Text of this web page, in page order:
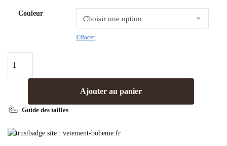
Couleur
Effacer
Ajouter au panier
Guide des tailles